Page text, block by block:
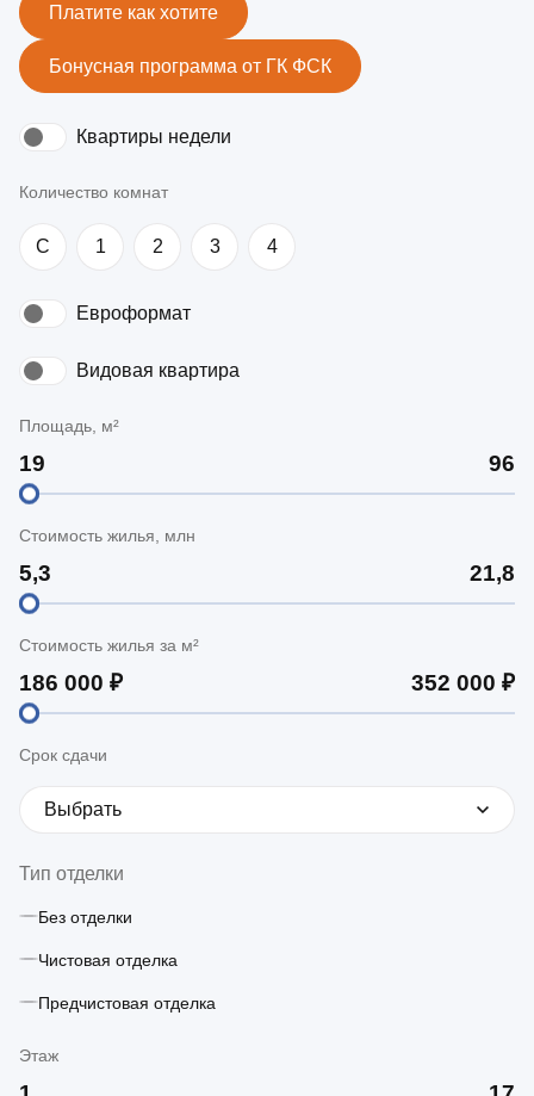
Платите как хотите
Бонусная программа от ГК ФСК
Квартиры недели
Количество комнат
C 1 2 3 4
Евроформат
Видовая квартира
Площадь, м²
Стоимость жилья, млн
Стоимость жилья за м²
Срок сдачи
Выбрать
Тип отделки
Без отделки
Чистовая отделка
Предчистовая отделка
Этаж